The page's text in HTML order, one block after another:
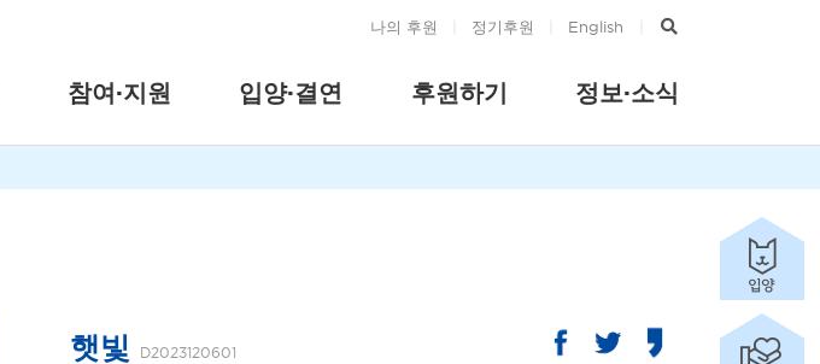
나의 후원 정기후원 English
참여·지원 입양·결연 후원하기 정보·소식
햇빛 D2023120601